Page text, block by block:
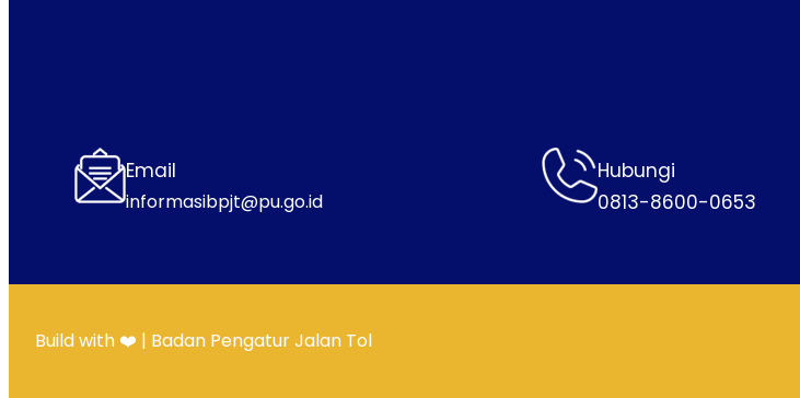
Email
informasibpjt@pu.go.id
Hubungi
0813-8600-0653
Build with ❤️ | Badan Pengatur Jalan Tol